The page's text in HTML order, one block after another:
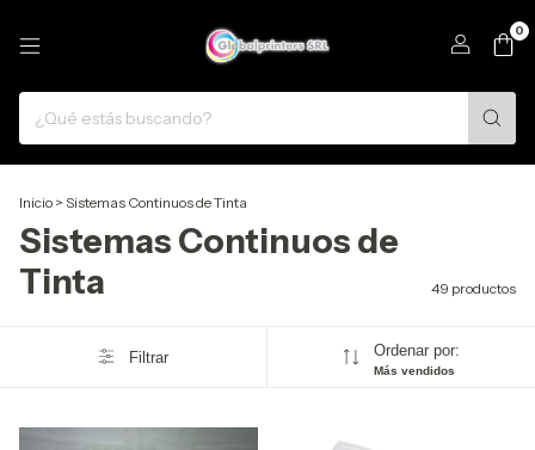
0
Inicio > Sistemas Continuos de Tinta
Sistemas Continuos de
Tinta
49 productos
Filtrar Ordenar por:
Más vendidos